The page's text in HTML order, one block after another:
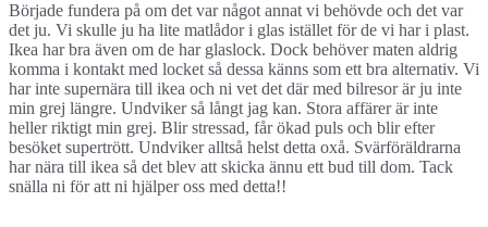
Började fundera på om det var något annat vi behövde och det var
det ju. Vi skulle ju ha lite matlådor i glas istället för de vi har i plast.
Ikea har bra även om de har glaslock. Dock behöver maten aldrig
komma i kontakt med locket så dessa känns som ett bra alternativ. Vi
har inte supernära till ikea och ni vet det där med bilresor är ju inte
min grej längre. Undviker så långt jag kan. Stora affärer är inte
heller riktigt min grej. Blir stressad, får ökad puls och blir efter
besöket supertrött. Undviker alltså helst detta oxå. Svärföräldrarna
har nära till ikea så det blev att skicka ännu ett bud till dom. Tack
snälla ni för att ni hjälper oss med detta!!